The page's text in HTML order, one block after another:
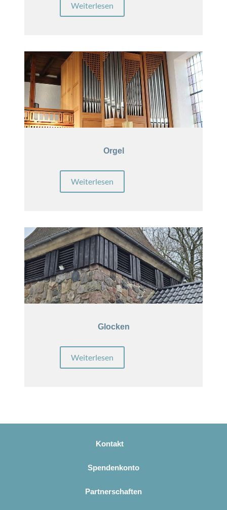
Weiterlesen
Orgel
Weiterlesen
Glocken
Weiterlesen
Kontakt
Spendenkonto
Partnerschaften